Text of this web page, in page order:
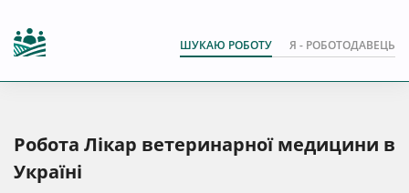
ШУКАЮ РОБОТУ Я - РОБОТОДАВЕЦЬ
Робота Лікар ветеринарної медицини в
Україні